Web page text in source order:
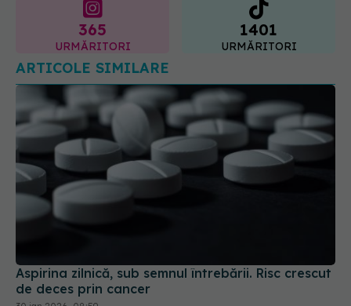
365
URMĂRITORI
1401
URMĂRITORI
ARTICOLE SIMILARE
Aspirina zilnică, sub semnul întrebării. Risc crescut
de deces prin cancer